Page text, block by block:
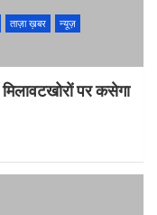
ताज़ा ख़बर
न्यूज़
पर कसेगा